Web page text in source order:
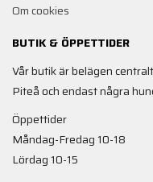
Om cookies
BUTIK & ÖPPETTIDER
Vår butik är belägen
Piteå och endast några
Öppettider
Måndag-Fredag 10-18
Lördag 10-15